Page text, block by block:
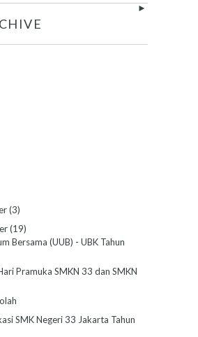
►
(3)
(19)
Bersama (UUB) - UBK Tahun
Pramuka SMKN 33 dan SMKN
SMK Negeri 33 Jakarta Tahun